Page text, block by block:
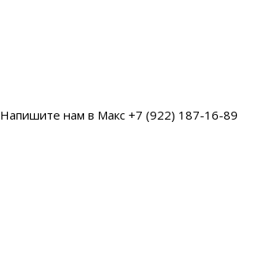
Напишите нам в Макс +7 (922) 187-16-89